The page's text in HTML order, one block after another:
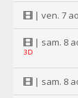
| ven. 7
| sam. 8
3D
| sam. 8